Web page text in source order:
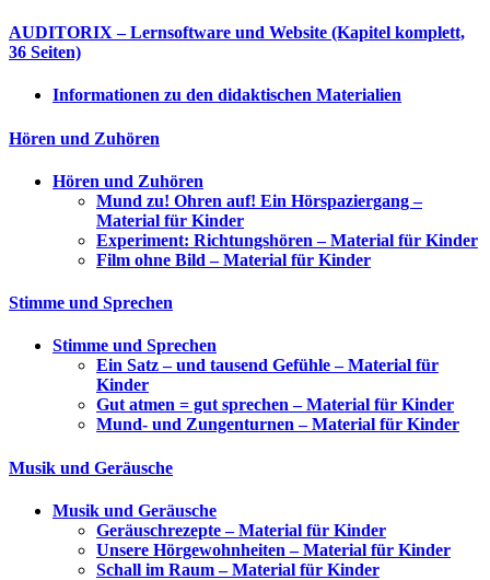
AUDITORIX – Lernsoftware und Website (Kapitel komplett,
36 Seiten)
Informationen zu den didaktischen Materialien
Hören und Zuhören
Hören und Zuhören
Mund zu! Ohren auf! Ein Hörspaziergang –
Material für Kinder
Experiment: Richtungshören – Material für Kinder
Film ohne Bild – Material für Kinder
Stimme und Sprechen
Stimme und Sprechen
Ein Satz – und tausend Gefühle – Material für
Kinder
Gut atmen = gut sprechen – Material für Kinder
Mund- und Zungenturnen – Material für Kinder
Musik und Geräusche
Musik und Geräusche
Geräuschrezepte – Material für Kinder
Unsere Hörgewohnheiten – Material für Kinder
Schall im Raum – Material für Kinder